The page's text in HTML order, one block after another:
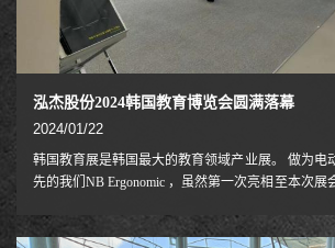
泓杰股份2024韩国教育博览会圆满落幕
2024/01/22
韩国教育展是韩国最大的教育领域产业展。 做为电
先的我们NB Ergonomic ，虽然第一次亮相至本次展